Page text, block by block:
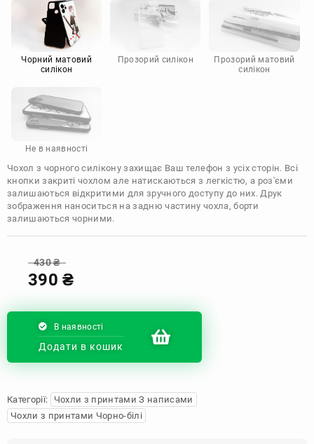
Motorola
Чорний матовий
силікон
Прозорий силікон
Прозорий матовий
силікон
Не в наявності
Чохол з чорного силікону захищає Ваш телефон з усіх сторін. Всі
кнопки закриті чохлом але натискаються з легкістю, а роз'єми
залишаються відкритими для зручного доступу до них. Друк
зображення наноситься на задню частину чохла, борти
залишаються чорними.
430₴
390₴
В наявності
Додати в кошик
Категорії:
Чохли з принтами З написами
Чохли з принтами Чорно-білі